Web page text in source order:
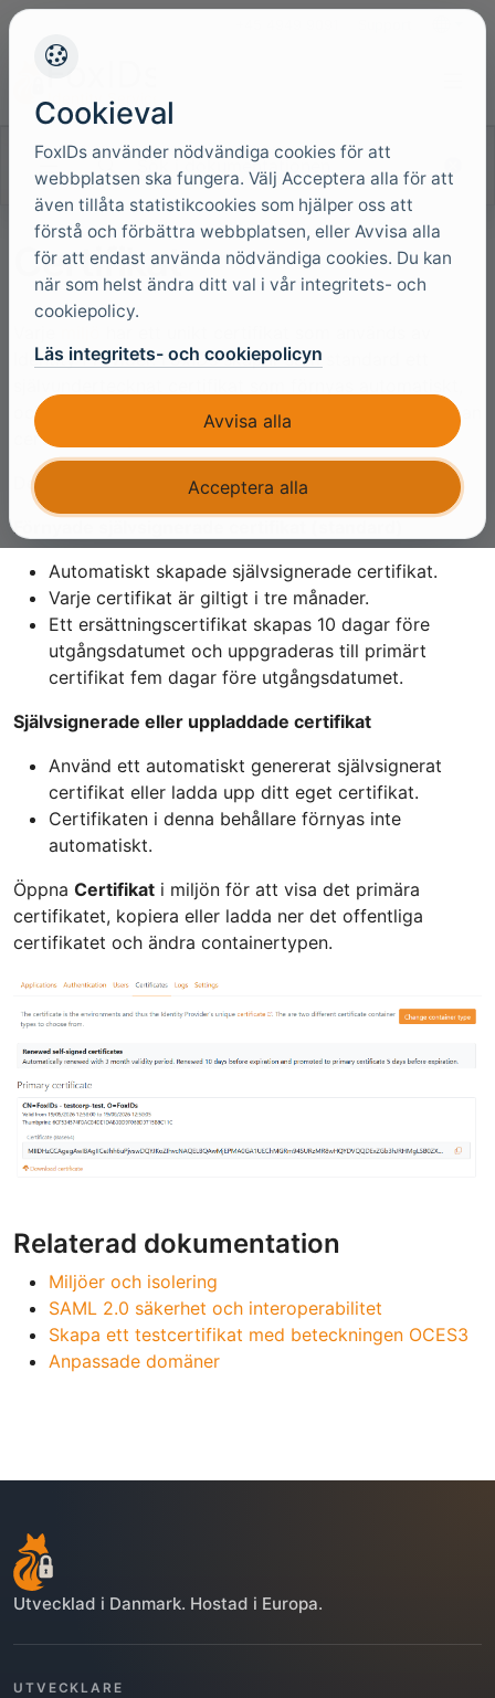
Sök i dokumentationen
Certifikat
Identity Provider. FoxIDs skapar som standard ett
och du kan ändra certifikatbehållarens typ om en annan
certifikatlivscykel krävs.
Det finns två olika typer av certifikatbehållare:
Förnyade självsignerade certifikat (standard)
Automatiskt skapade självsignerade certifikat.
Varje certifikat är giltigt i tre månader.
Ett ersättningscertifikat skapas 10 dagar före
utgångsdatumet och uppgraderas till primärt
certifikat fem dagar före utgångsdatumet.
Självsignerade eller uppladdade certifikat
Använd ett automatiskt genererat självsignerat
certifikat eller ladda upp ditt eget certifikat.
Certifikaten i denna behållare förnyas inte
automatiskt.
Öppna Certifikat i miljön för att visa det primära
certifikatet, kopiera eller ladda ner det offentliga
certifikatet och ändra containertypen.
Relaterad dokumentation
Miljöer och isolering
SAML 2.0 säkerhet och interoperabilitet
Skapa ett testcertifikat med beteckningen OCES3
Anpassade domäner
Utvecklad i Danmark. Hostad i Europa.
UTVECKLARE
Cookieval
FoxIDs använder nödvändiga cookies för att
webbplatsen ska fungera. Välj Acceptera alla för att
även tillåta statistikcookies som hjälper oss att
förstå och förbättra webbplatsen, eller Avvisa alla
för att endast använda nödvändiga cookies. Du kan
när som helst ändra ditt val i vår integritets- och
cookiepolicy.
Läs integritets- och cookiepolicyn
Avvisa alla
Acceptera alla